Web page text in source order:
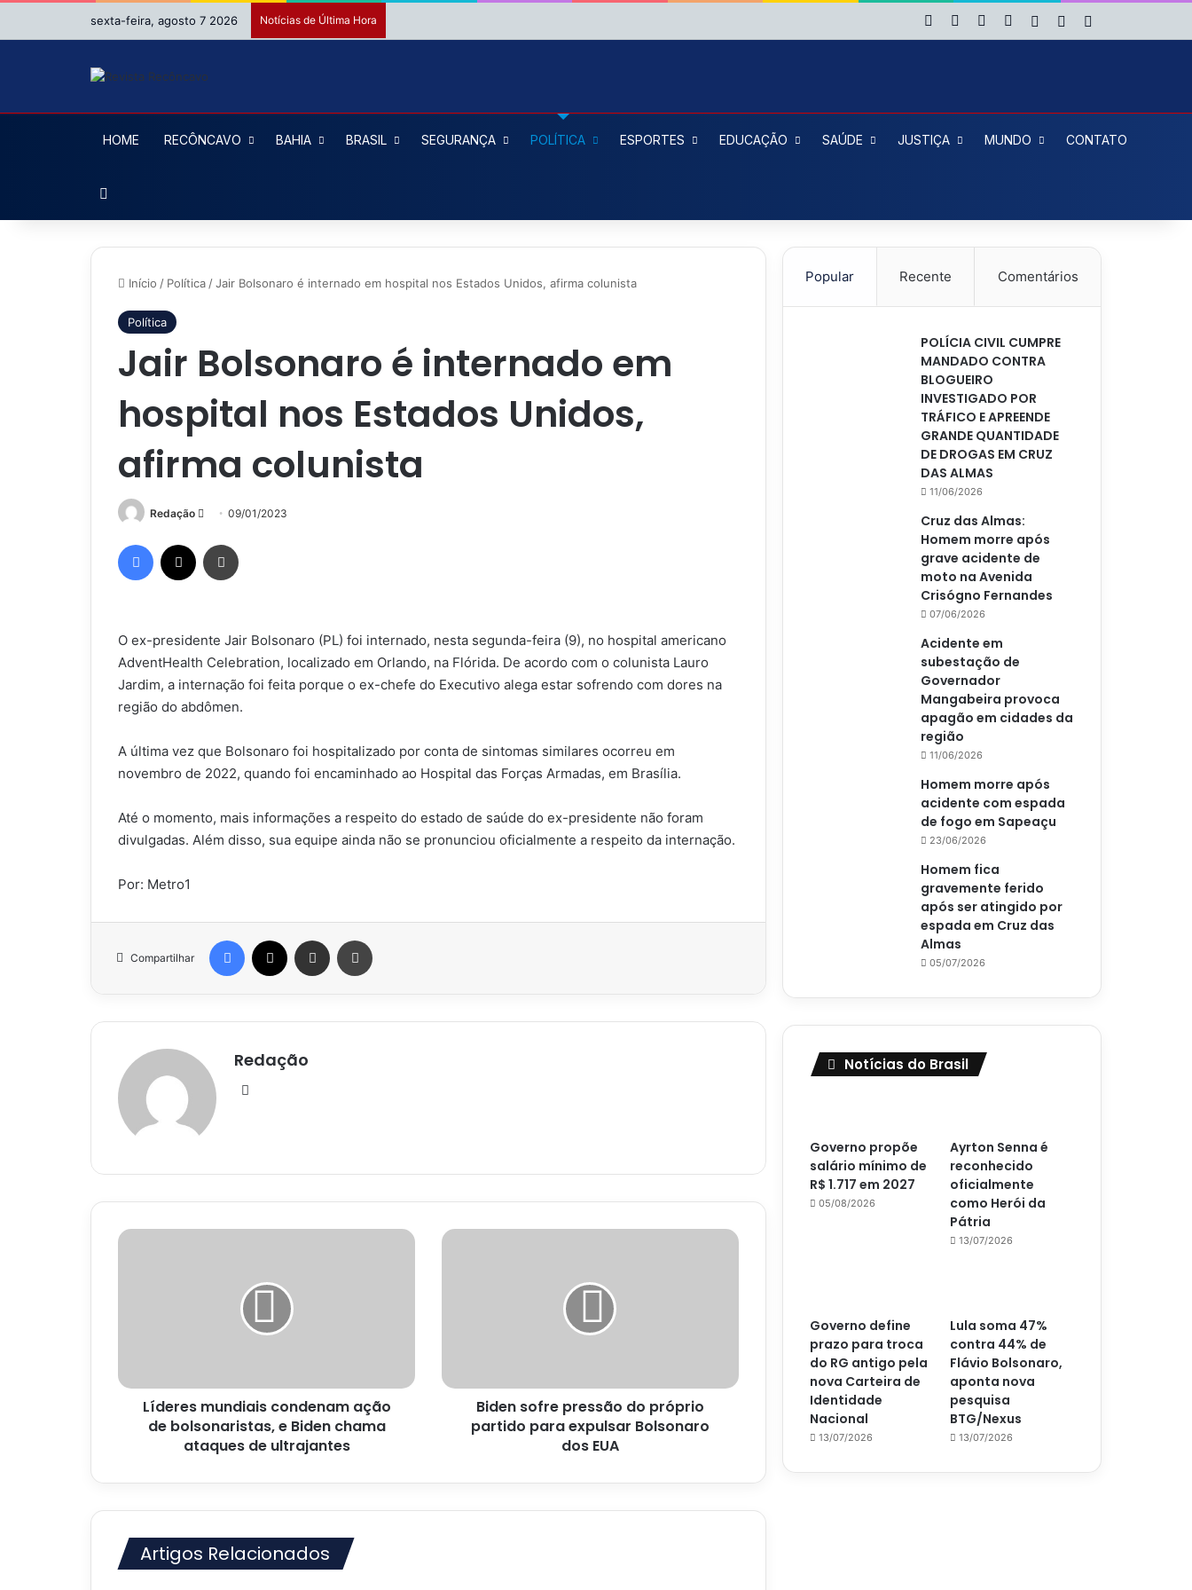
sexta-feira, agosto 7 2026 Notícias de Última Hora Facebook YouTubeInstagram
Entrar Artigo aleatório
HOME RECÔNCAVO BAHIA BRASIL SEGURANÇA POLÍTICA ESPORTES EDUCAÇÃO SAÚDE JUSTIÇA MUNDO CONTATO
Início / Política / Jair Bolsonaro é internado em hospital nos Estados Unidos, afirma colunista
Política
Jair Bolsonaro é internado em
hospital nos Estados Unidos,
afirma colunista
Redação
Mande
e-
mail
09/01/2023
Facebook
O ex-presidente Jair Bolsonaro (PL) foi internado, nesta segunda-feira (9), no hospital americano
AdventHealth Celebration, localizado em Orlando, na Flórida. De acordo com o colunista Lauro
Jardim, a internação foi feita porque o ex-chefe do Executivo alega estar sofrendo com dores na
região do abdômen.
A última vez que Bolsonaro foi hospitalizado por conta de sintomas similares ocorreu em
novembro de 2022, quando foi encaminhado ao Hospital das Forças Armadas, em Brasília.
Até o momento, mais informações a respeito do estado de saúde do ex-presidente não foram
divulgadas. Além disso, sua equipe ainda não se pronunciou oficialmente a respeito da internação.
Por: Metro1
Compartilhar
Facebook Compartilhar via e-mail
Redação
Líderes
chama
ataquesLíderes mundiais condenam ação
de bolsonaristas, e Biden chama
ataques de ultrajantes
Biden
Bolsonaro
Biden sofre pressão do próprio
partido para expulsar Bolsonaro
dos EUA
Artigos Relacionados
Popular Recente Comentários
POLÍCIA CIVIL CUMPRE
MANDADO CONTRA
BLOGUEIRO
INVESTIGADO POR
TRÁFICO E APREENDE
GRANDE QUANTIDADE
DE DROGAS EM CRUZ
DAS ALMAS
11/06/2026
Cruz das Almas:
Homem morre após
grave acidente de
moto na Avenida
Crisógno Fernandes
07/06/2026
Acidente em
subestação de
Governador
Mangabeira provoca
apagão em cidades da
região
11/06/2026
Homem morre após
acidente com espada
de fogo em Sapeaçu
23/06/2026
Homem fica
gravemente ferido
após ser atingido por
espada em Cruz das
Almas
05/07/2026
Notícias do Brasil
Governo propõe
salário mínimo de
R$ 1.717 em 2027
05/08/2026
Ayrton Senna é
reconhecido
oficialmente
como Herói da
Pátria
13/07/2026
Governo define
prazo para troca
do RG antigo pela
nova Carteira de
Identidade
Nacional
13/07/2026
Lula soma 47%
contra 44% de
Flávio Bolsonaro,
aponta nova
pesquisa
BTG/Nexus
13/07/2026